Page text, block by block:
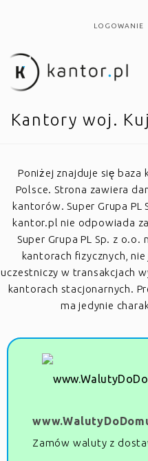
LOGOWANIE
Kantory woj.
Poniżej znajduje się
Polsce. Strona zawiera
kantorów. Super Grupa
kantor.pl nie odpowiada
Super Grupa PL Sp. z
kantorach fizycznych,
uczestniczy w transakcjach
kantorach stacjonarnych.
ma jedynie
Zamów waluty z